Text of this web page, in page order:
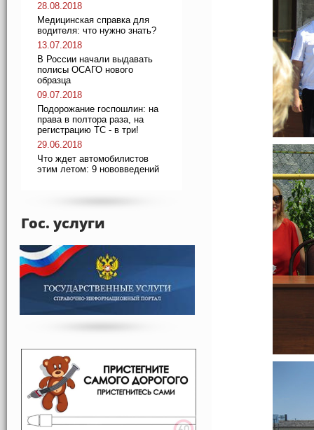
28.08.2018
Медицинская справка для
водителя: что нужно знать?
13.07.2018
В России начали выдавать
полисы ОСАГО нового
образца
09.07.2018
Подорожание госпошлин: на
права в полтора раза, на
регистрацию ТС - в три!
29.06.2018
Что ждет автомобилистов
этим летом: 9 нововведений
Гос. услуги